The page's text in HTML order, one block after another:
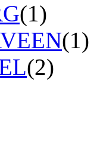
(1)
(1)
(2)